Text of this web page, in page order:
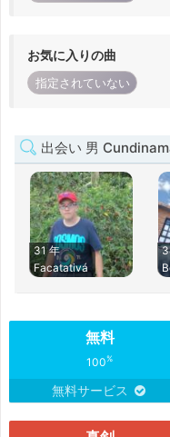
お気に入りの曲
指定されていない
出会い 男
31 年
Facatativá
無料
100%
無料サービス